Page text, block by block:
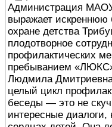
Администрация
выражает искреннюю
охране детства
плодотворное
профилактических
пребыванием
Людмила
целый цикл
беседы — это не
интересные диалоги,